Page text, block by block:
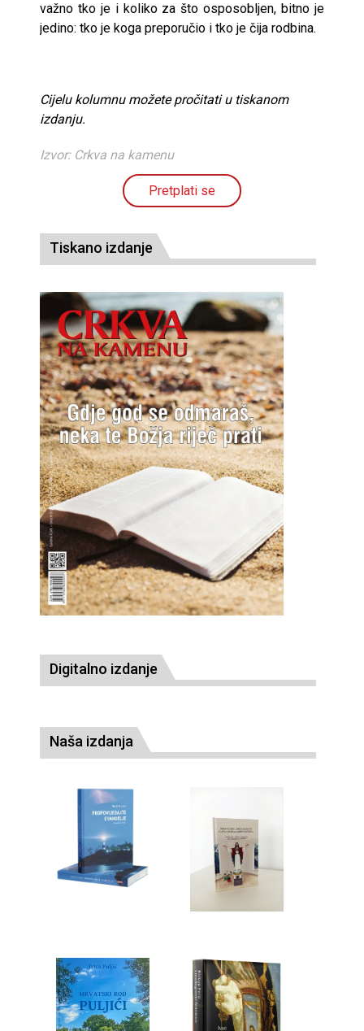
važno tko je i koliko za što osposobljen, bitno je
jedino: tko je koga preporučio i tko je čija rodbina.
Cijelu kolumnu možete pročitati u tiskanom
izdanju.
Izvor: Crkva na kamenu
Pretplati se
Tiskano izdanje
Digitalno izdanje
Naša izdanja